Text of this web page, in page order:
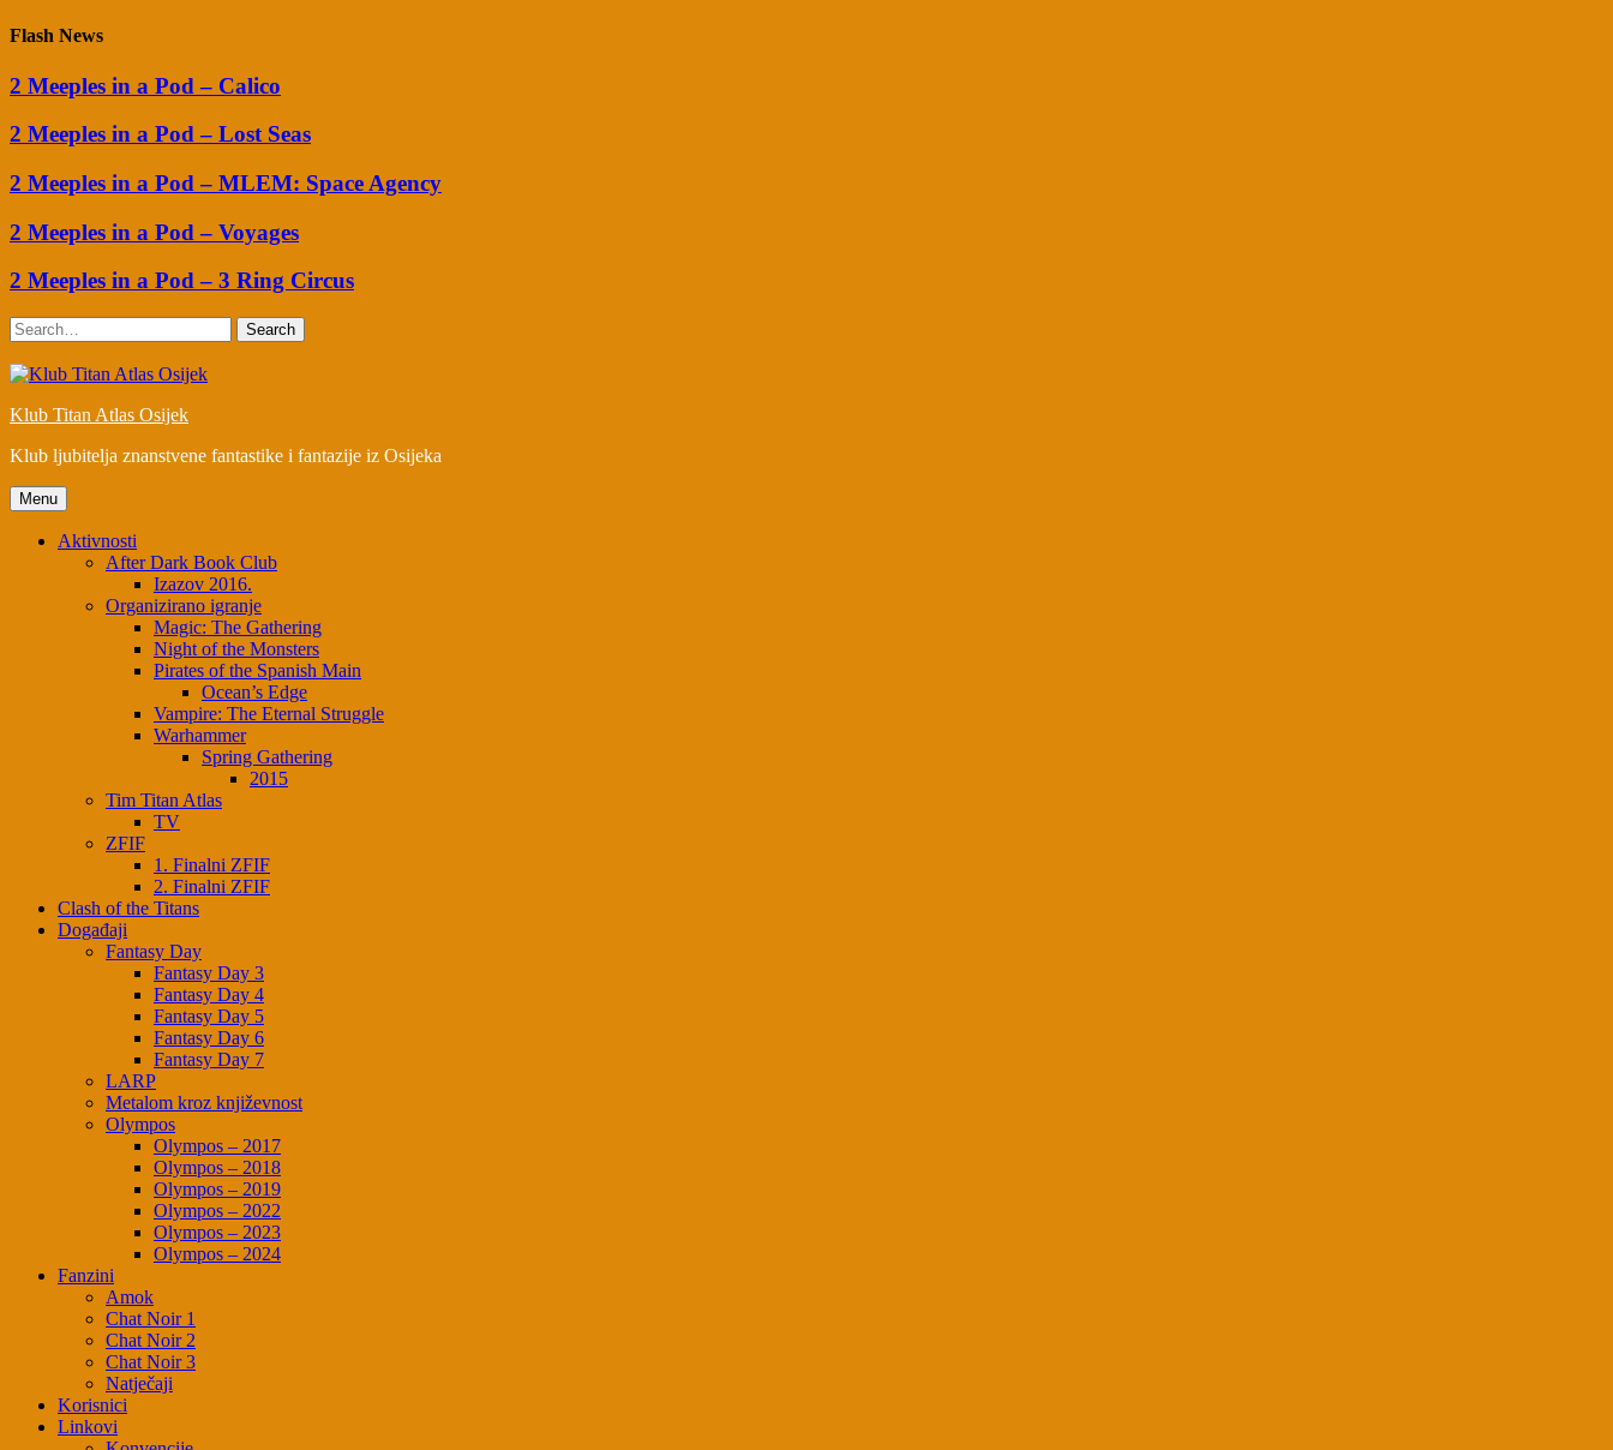
Flash News
2 Meeples in a Pod – Calico
2 Meeples in a Pod – Lost Seas
2 Meeples in a Pod – MLEM: Space Agency
2 Meeples in a Pod – Voyages
2 Meeples in a Pod – 3 Ring Circus
Search
Klub Titan Atlas Osijek
Klub ljubitelja znanstvene fantastike i fantazije iz Osijeka
Menu
Aktivnosti
After Dark Book Club
Izazov 2016.
Organizirano igranje
Magic: The Gathering
Night of the Monsters
Pirates of the Spanish Main
Ocean’s Edge
Vampire: The Eternal Struggle
Warhammer
Spring Gathering
2015
Tim Titan Atlas
TV
ZFIF
1. Finalni ZFIF
2. Finalni ZFIF
Clash of the Titans
Događaji
Fantasy Day
Fantasy Day 3
Fantasy Day 4
Fantasy Day 5
Fantasy Day 6
Fantasy Day 7
LARP
Metalom kroz književnost
Olympos
Olympos – 2017
Olympos – 2018
Olympos – 2019
Olympos – 2022
Olympos – 2023
Olympos – 2024
Fanzini
Amok
Chat Noir 1
Chat Noir 2
Chat Noir 3
Natječaji
Korisnici
Linkovi